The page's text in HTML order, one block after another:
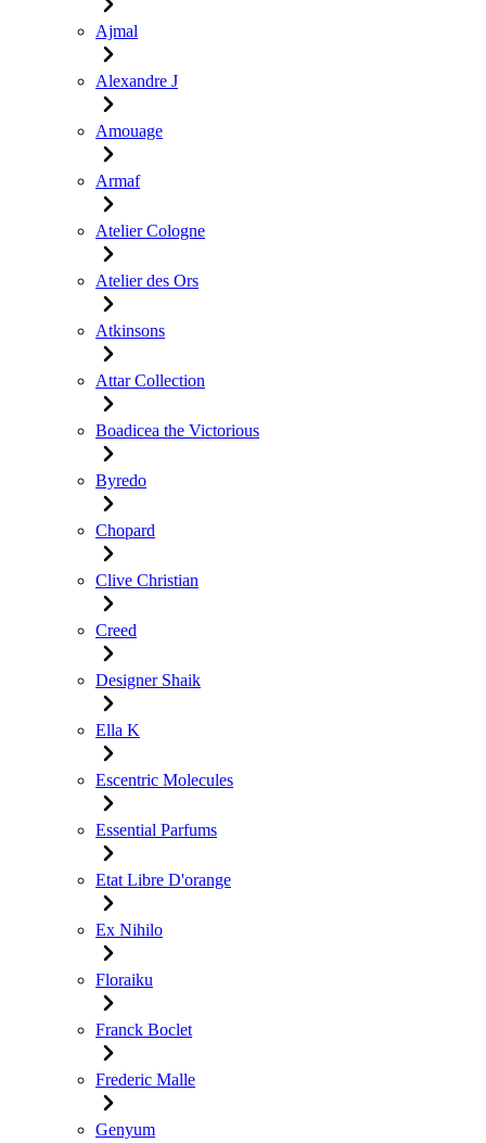
Ajmal
Alexandre J
Amouage
Armaf
Atelier Cologne
Atelier des Ors
Atkinsons
Attar Collection
Boadicea the Victorious
Byredo
Chopard
Clive Christian
Creed
Designer Shaik
Ella K
Escentric Molecules
Essential Parfums
Etat Libre D'orange
Ex Nihilo
Floraiku
Franck Boclet
Frederic Malle
Genyum